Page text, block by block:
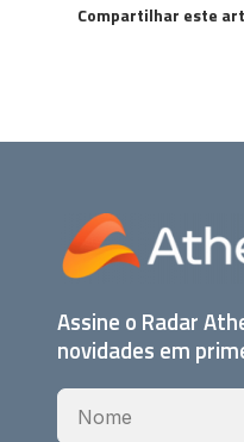
Compartilhar este
Assine o Radar
novidades em